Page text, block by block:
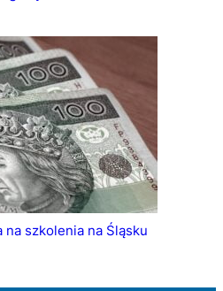
na szkolenia na Śląsku